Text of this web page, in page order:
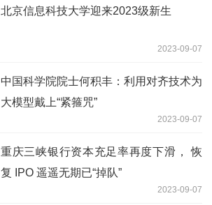
北京信息科技大学迎来2023级新生
2023-09-07
中国科学院院士何积丰：利用对齐技术为
大模型戴上“紧箍咒”
2023-09-07
重庆三峡银行资本充足率再度下滑， 恢
复 IPO 遥遥无期已“掉队”
2023-09-07